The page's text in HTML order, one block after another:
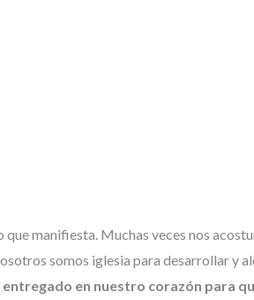
que manifiesta. Muchas veces nos
somos iglesia para desarrollar y
en nuestro corazón para